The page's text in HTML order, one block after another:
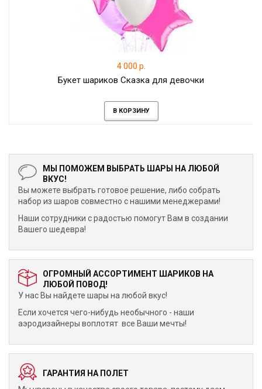
4 000 р.
Букет шариков Сказка для девочки
В КОРЗИНУ
МЫ ПОМОЖЕМ ВЫБРАТЬ ШАРЫ НА ЛЮБОЙ
ВКУС!
Вы можете выбрать готовое решение, либо собрать
набор из шаров совместно с нашими менеджерами!
Наши сотрудники с радостью помогут Вам в создании
Вашего шедевра!
ОГРОМНЫЙ АССОРТИМЕНТ ШАРИКОВ НА
ЛЮБОЙ ПОВОД!
У нас Вы найдете шары на любой вкус!
Если хочется чего-нибудь необычного - наши
аэродизайнеры воплотят все Ваши мечты!
ГАРАНТИЯ НА ПОЛЕТ